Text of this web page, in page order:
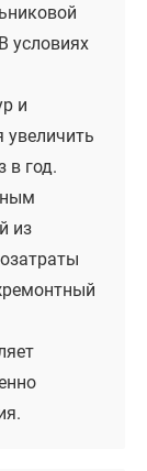
условиях
и
увеличить
в год.
из